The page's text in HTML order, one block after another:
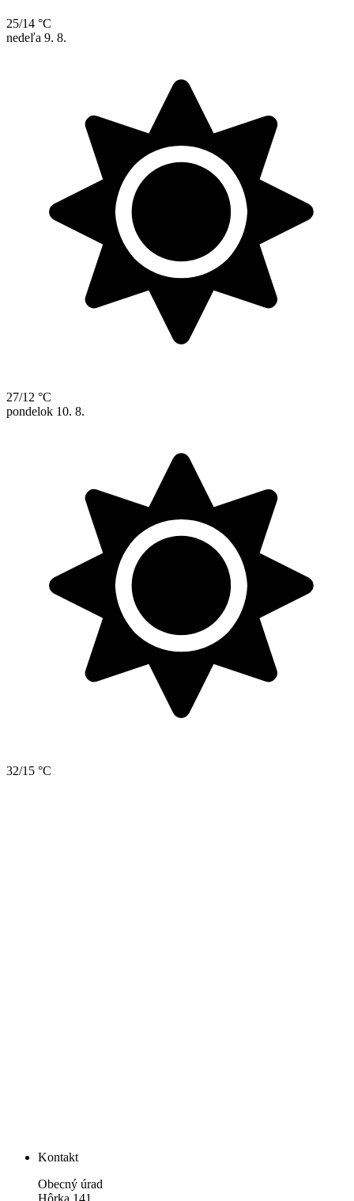
25/14 °C
nedeľa 9. 8.
27/12 °C
pondelok 10. 8.
32/15 °C
Kontakt
Obecný úrad